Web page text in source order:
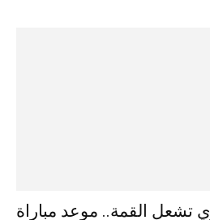
تشعل القمة.. موعد مباراة